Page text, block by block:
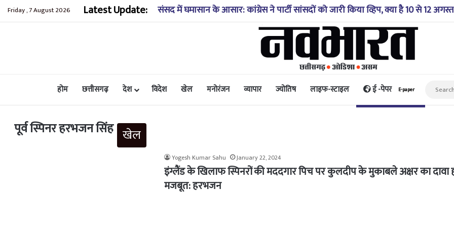
Friday , 7 August 2026 Latest Update: कुंडाधार के समीप खाई में गिरी कार, रेसक्यू टीम ने पांच शव निकाले, घायल बच्चे को पहुंचाया
होम छत्तीसगढ़ देश विदेश खेल मनोरंजन व्यापार ज्योतिष लाइफ-स्टाइल ई -पेपर E-paper
पूर्व स्पिनर हरभजन सिंह खेल
Yogesh Kumar Sahu January 22, 2024
इंग्लैंड के खिलाफ स्पिनरों की मददगार पिच पर कुलदीप के मुकाबले अक्षर का दावा
मजबूत: हरभजन